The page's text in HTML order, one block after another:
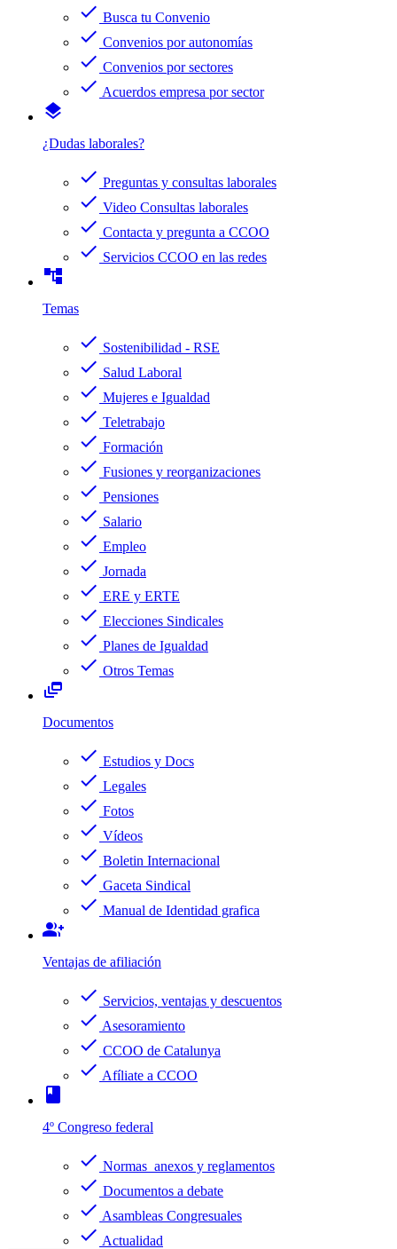
check Busca tu Convenio
check Convenios por autonomías
check Convenios por sectores
check Acuerdos empresa por sector
layers
¿Dudas laborales?
check Preguntas y consultas laborales
check Video Consultas laborales
check Contacta y pregunta a CCOO
check Servicios CCOO en las redes
account_tree
Temas
check Sostenibilidad - RSE
check Salud Laboral
check Mujeres e Igualdad
check Teletrabajo
check Formación
check Fusiones y reorganizaciones
check Pensiones
check Salario
check Empleo
check Jornada
check ERE y ERTE
check Elecciones Sindicales
check Planes de Igualdad
check Otros Temas
dynamic_feed
Documentos
check Estudios y Docs
check Legales
check Fotos
check Vídeos
check Boletin Internacional
check Gaceta Sindical
check Manual de Identidad grafica
group_add
Ventajas de afiliación
check Servicios, ventajas y descuentos
check Asesoramiento
check CCOO de Catalunya
check Afíliate a CCOO
book
4º Congreso federal
check Normas anexos y reglamentos
check Documentos a debate
check Asambleas Congresuales
check Actualidad